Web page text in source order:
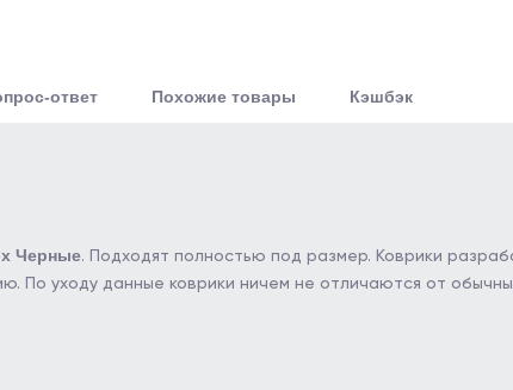
ответ Похожие товары Кэшбэк
Черные. Подходят полностью под размер. Коврики
По уходу данные коврики ничем не отличаются от